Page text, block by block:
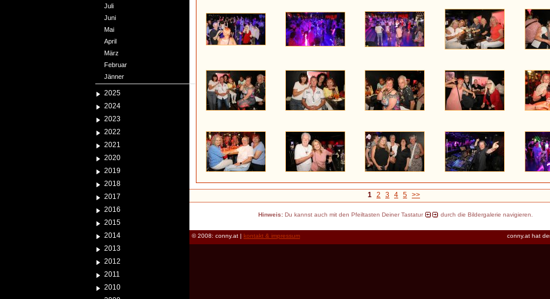
Juli
Juni
Mai
April
März
Februar
Jänner
2025
2024
2023
2022
2021
2020
2019
2018
2017
2016
2015
2014
2013
2012
2011
2010
1 2 3 4 5 >>
Hinweis:Du kannst auch mit den Pfeiltasten Deiner Tastatur durch die Bildergalerie navigieren.
conny.at hat
© 2008: conny.at | kontakt & impressum